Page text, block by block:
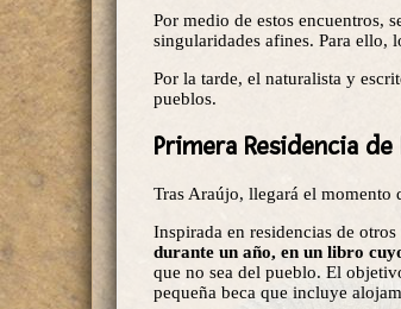
Por medio de estos encuentros,
singularidades afines. Para ello,
Por la tarde, el naturalista y
pueblos.
Primera Residencia
Tras Araújo, llegará el momento
Inspirada en residencias de otros
durante un año, en un libro
que no sea del pueblo. El
pequeña beca que incluye